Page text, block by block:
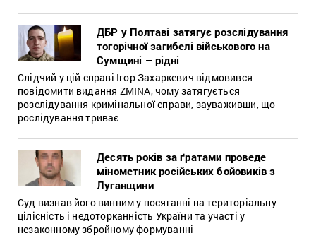
ДБР у Полтаві затягує розслідування
тогорічної загибелі військового на
Сумщині – рідні
Слідчий у цій справі Ігор Захаркевич відмовився
повідомити видання ZMINA, чому затягується
розслідування кримінальної справи, зауваживши, що
рослідування триває
Десять років за ґратами проведе
мінометник російських бойовиків з
Луганщини
Суд визнав його винним у посяганні на територіальну
цілісність і недоторканність України та участі у
незаконному збройному формуванні